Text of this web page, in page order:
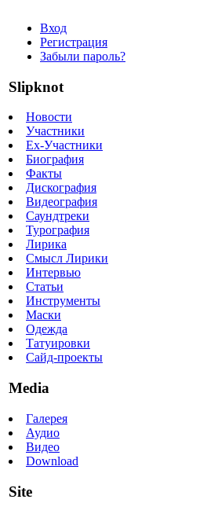
Вход
Регистрация
Забыли пароль?
Slipknot
Новости
Участники
Ex-Участники
Биография
Факты
Дискография
Видеография
Саундтреки
Турография
Лирика
Смысл Лирики
Интервью
Статьи
Инструменты
Маски
Одежда
Татуировки
Сайд-проекты
Media
Галерея
Аудио
Видео
Download
Site